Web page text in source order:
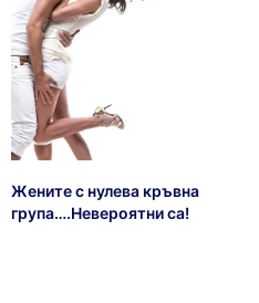
Жените с нулева кръвна
група….Невероятни са!